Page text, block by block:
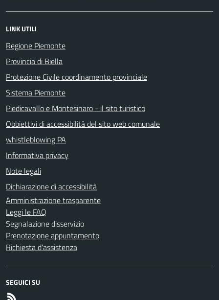
LINK UTILI
Regione Piemonte
Provincia di Biella
Protezione Civile coordinamento provinciale
Sistema Piemonte
Piedicavallo e Montesinaro - il sito turistico
Obbiettivi di accessibilità del sito web comunale
whistleblowing PA
Informativa privacy
Note legali
Dichiarazione di accessibilità
Amministrazione trasparente
Leggi le FAQ
Segnalazione disservizio
Prenotazione appuntamento
Richiesta d'assistenza
SEGUICI SU